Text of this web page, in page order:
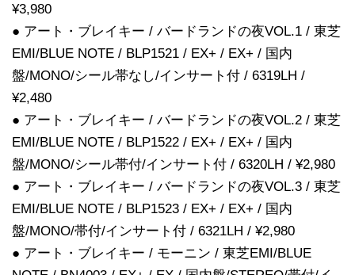
¥3,980
● アート・ブレイキー / バードランドの夜VOL.1 / 東芝
EMI/BLUE NOTE / BLP1521 / EX+ / EX+ / 国内
盤/MONO/シール帯なし/インサート付 / 6319LH /
¥2,480
● アート・ブレイキー / バードランドの夜VOL.2 / 東芝
EMI/BLUE NOTE / BLP1522 / EX+ / EX+ / 国内
盤/MONO/シール帯付/インサート付 / 6320LH / ¥2,980
● アート・ブレイキー / バードランドの夜VOL.3 / 東芝
EMI/BLUE NOTE / BLP1523 / EX+ / EX+ / 国内
盤/MONO/帯付/インサート付 / 6321LH / ¥2,980
● アート・ブレイキー / モーニン / 東芝EMI/BLUE